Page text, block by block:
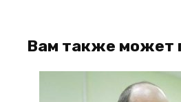
Вам также может